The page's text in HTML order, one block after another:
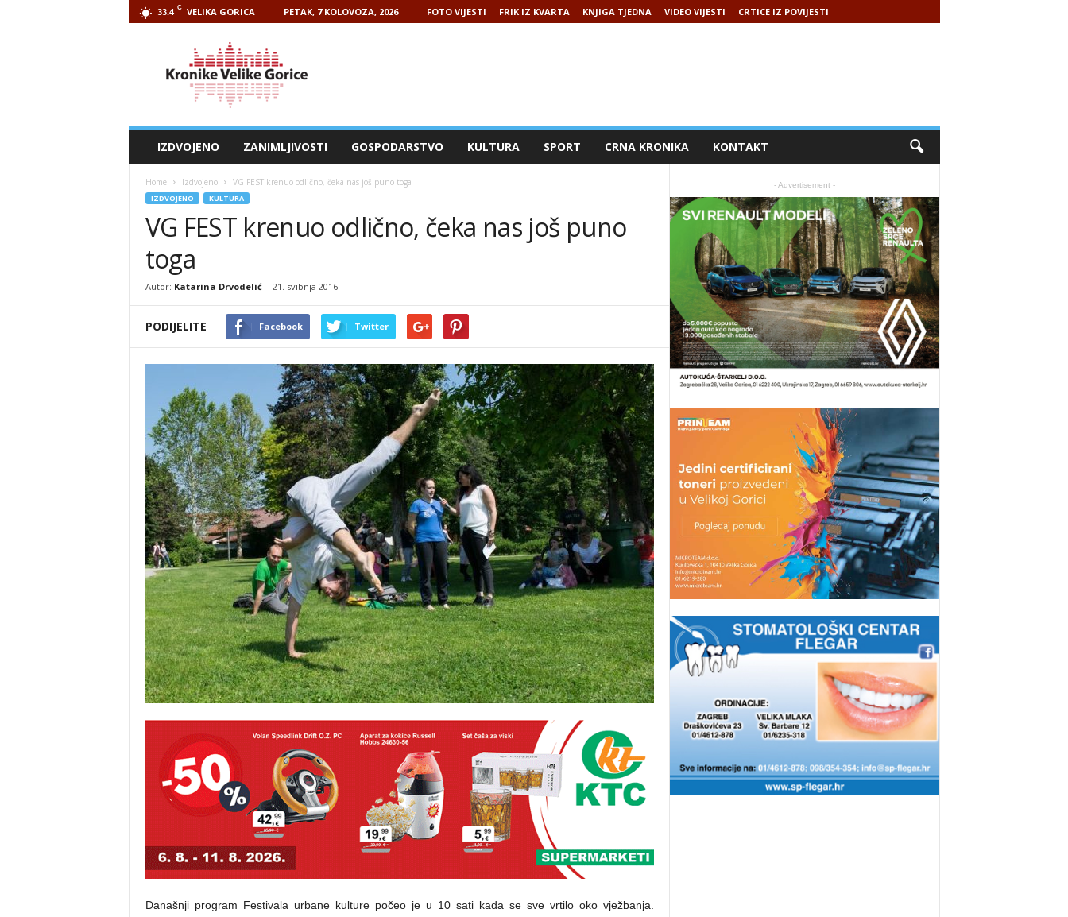
33.4 C VELIKA GORICA PETAK, 7 KOLOVOZA, 2026 FOTO VIJESTI FRIK IZ KVARTA KNJIGA TJEDNA VIDEO VIJESTI CRTICE IZ POVIJESTI
IZDVOJENO ZANIMLJIVOSTI GOSPODARSTVO KULTURA SPORT CRNA KRONIKA KONTAKT
Home Izdvojeno VG FEST krenuo odlično, čeka nas još puno toga
IZDVOJENO KULTURA
VG FEST krenuo odlično, čeka nas još puno
toga
Autor: Katarina Drvodelić- 21. svibnja 2016
PODIJELITE Facebook Twitter
Današnji program Festivala urbane kulture počeo je u 10 sati kada se sve vrtilo oko vježbanja.
- Advertisement -